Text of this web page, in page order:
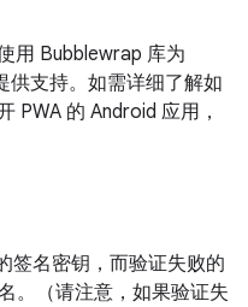
用 Bubblewrap 库为
支持。如需详细了解如
PWA 的 Android 应用，
签名密钥，而验证失败的
。（请注意，如果验证失